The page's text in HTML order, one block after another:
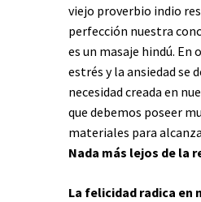
viejo proverbio indio
perfección nuestra
es un masaje hindú. En
estrés y la ansiedad se
necesidad creada en
que debemos poseer
materiales para
Nada más lejos de la
La felicidad radica en